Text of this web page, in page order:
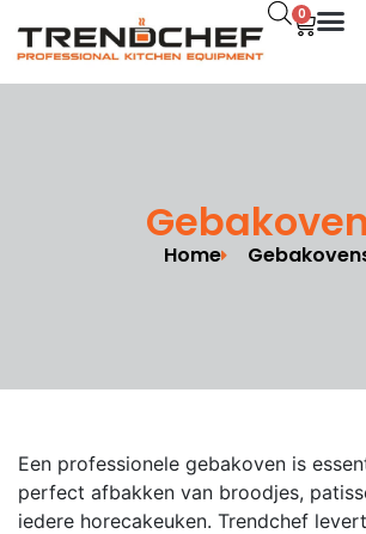
0
Home
Een professionele gebakoven is
perfect afbakken van broodjes,
iedere horecakeuken. Trendchef